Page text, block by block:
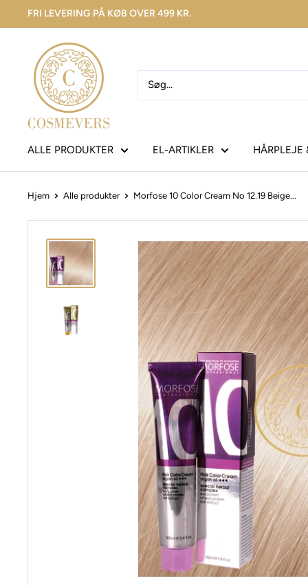
FRI LEVERING PÅ KØB OVER 499 KR.
ALLE PRODUKTER EL-ARTIKLER HÅRPLEJE
Hjem Alle produkter Morfose 10 Color Cream No 12.19 Beige...